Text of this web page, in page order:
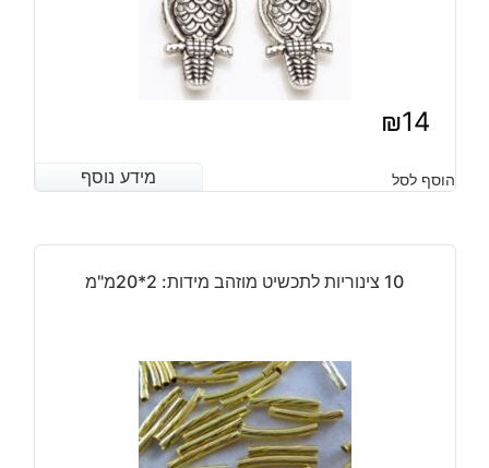
₪14
מידע נוסף הוסף לסל מידע נוסף
10 צינוריות לתכשיט מוזהב מידות: 2*20מ"מ